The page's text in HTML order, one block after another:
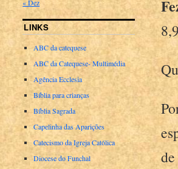
« Dez
LINKS
ABC da catequese
ABC da Catequese- Multimédia
Agência Ecclesia
Bíblia para crianças
Bíblia Sagrada
Capelinha das Aparições
Catecismo da Igreja Católica
Diocese do Funchal